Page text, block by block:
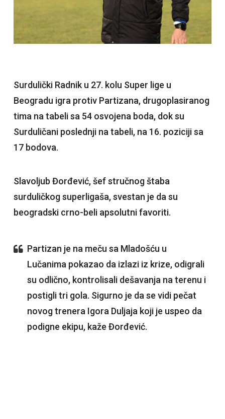
Surdulički Radnik u 27. kolu Super lige u
Beogradu igra protiv Partizana, drugoplasiranog
tima na tabeli sa 54 osvojena boda, dok su
Surduličani poslednji na tabeli, na 16. poziciji sa
17 bodova.
Slavoljub Đorđević, šef stručnog štaba
surduličkog superligaša, svestan je da su
beogradski crno-beli apsolutni favoriti.
Partizan je na meču sa Mladošću u
Lučanima pokazao da izlazi iz krize, odigrali
su odlično, kontrolisali dešavanja na terenu i
postigli tri gola. Sigurno je da se vidi pečat
novog trenera Igora Duljaja koji je uspeo da
podigne ekipu, kaže Đorđević.